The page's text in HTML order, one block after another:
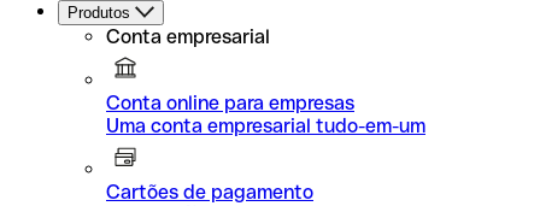
Produtos
Conta empresarial
Conta online para empresas
Uma conta empresarial tudo-em-um
Cartões de pagamento